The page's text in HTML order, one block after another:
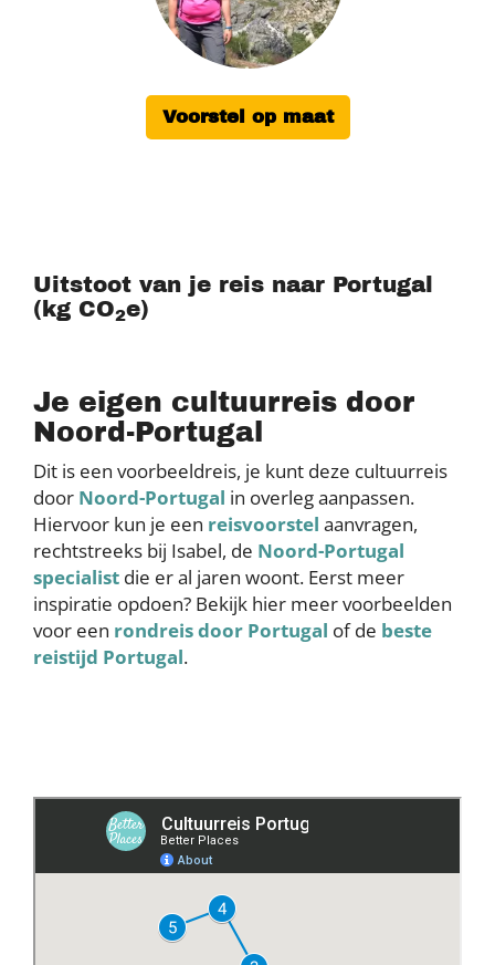
Voorstel op maat
Uitstoot van je reis naar Portugal
(kg CO2e)
Je eigen cultuurreis door
Noord-Portugal
Dit is een voorbeeldreis, je kunt deze cultuurreis
door Noord-Portugal in overleg aanpassen.
Hiervoor kun je een reisvoorstel aanvragen,
rechtstreeks bij Isabel, de Noord-Portugal
specialist die er al jaren woont. Eerst meer
inspiratie opdoen? Bekijk hier meer voorbeelden
voor een rondreis door Portugal of de beste
reistijd Portugal.